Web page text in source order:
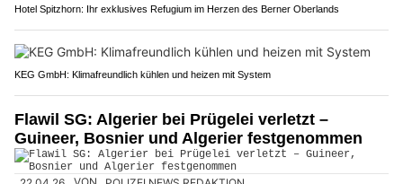
Hotel Spitzhorn: Ihr exklusives Refugium im Herzen des Berner Oberlands
KEG GmbH: Klimafreundlich kühlen und heizen mit System
Flawil SG: Algerier bei Prügelei verletzt –
Guineer, Bosnier und Algerier festgenommen